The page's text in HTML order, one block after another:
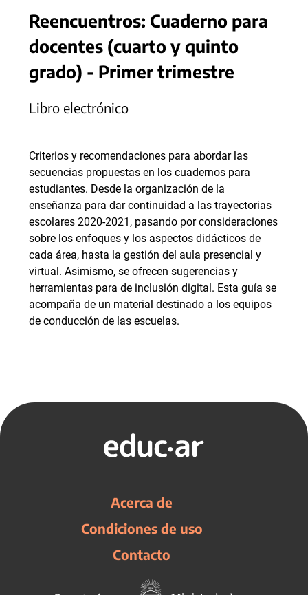
Reencuentros: Cuaderno para
docentes (cuarto y quinto
grado) - Primer trimestre
Libro electrónico
Criterios y recomendaciones para abordar las
secuencias propuestas en los cuadernos para
estudiantes. Desde la organización de la
enseñanza para dar continuidad a las trayectorias
escolares 2020-2021, pasando por consideraciones
sobre los enfoques y los aspectos didácticos de
cada área, hasta la gestión del aula presencial y
virtual. Asimismo, se ofrecen sugerencias y
herramientas para de inclusión digital. Esta guía se
acompaña de un material destinado a los equipos
de conducción de las escuelas.
Acerca de
Condiciones de uso
Contacto